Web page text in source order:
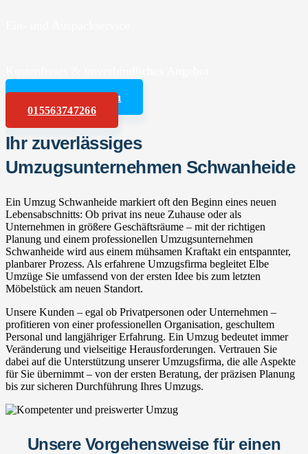
Angebot anfordern
015563747266
Ihr zuverlässiges
Umzugsunternehmen Schwanheide
Ein Umzug Schwanheide markiert oft den Beginn eines neuen
Lebensabschnitts: Ob privat ins neue Zuhause oder als
Unternehmen in größere Geschäftsräume – mit der richtigen
Planung und einem professionellen Umzugsunternehmen
Schwanheide wird aus einem mühsamen Kraftakt ein entspannter,
planbarer Prozess. Als erfahrene Umzugsfirma begleitet Elbe
Umzüge Sie umfassend von der ersten Idee bis zum letzten
Möbelstück am neuen Standort.
Unsere Kunden – egal ob Privatpersonen oder Unternehmen –
profitieren von einer professionellen Organisation, geschultem
Personal und langjähriger Erfahrung. Ein Umzug bedeutet immer
Veränderung und vielseitige Herausforderungen. Vertrauen Sie
dabei auf die Unterstützung unserer Umzugsfirma, die alle Aspekte
für Sie übernimmt – von der ersten Beratung, der präzisen Planung
bis zur sicheren Durchführung Ihres Umzugs.
Unsere Vorgehensweise für einen